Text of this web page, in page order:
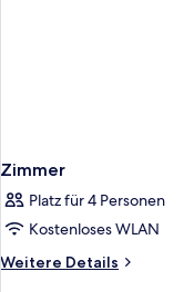
Zimmer
Platz für 4 Personen
Kostenloses WLAN
Weitere Details
Weitere